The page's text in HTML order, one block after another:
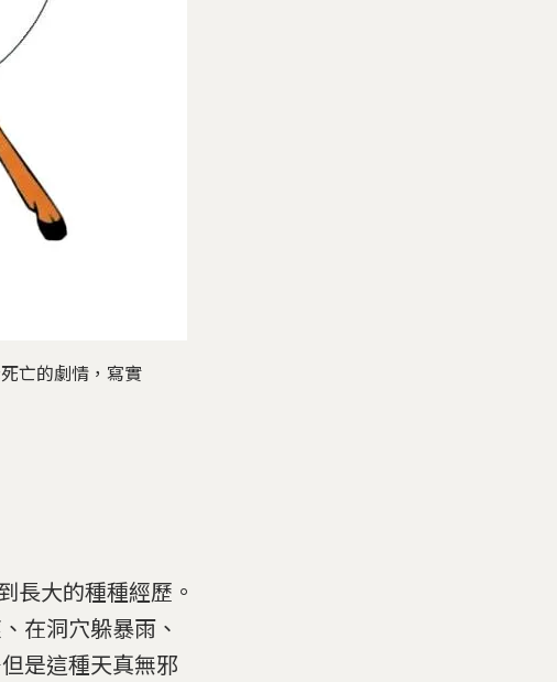
亡的劇情，寫實
長大的種種經歷。
在洞穴躲暴雨、
是這種天真無邪